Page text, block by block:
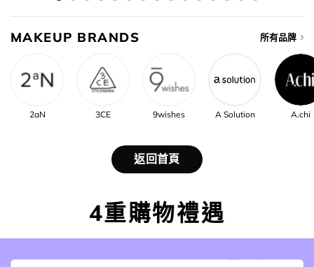
MAKEUP BRANDS 所有品牌
2aN 3CE 9wishes A Solution A.chi
返回首頁
4重購物禮遇